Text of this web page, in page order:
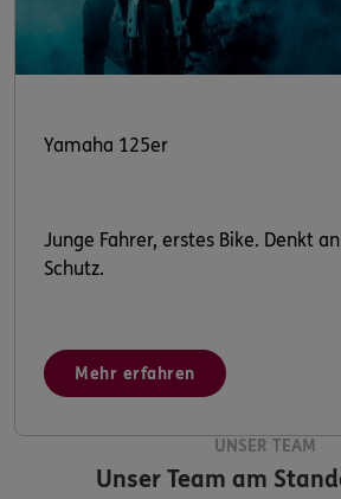
Yamaha 125er
Junge Fahrer, erstes Bike. Denkt
Schutz.
Mehr erfahren
UNSER TEAM
Unser Team am